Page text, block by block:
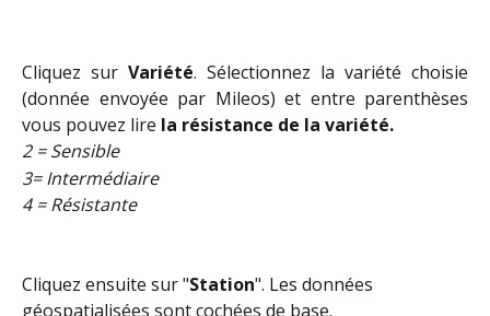
Cliquez sur Variété. Sélectionnez la variété choisie
(donnée envoyée par Mileos) et entre parenthèses
vous pouvez lire la résistance de la variété.
2 = Sensible
3= Intermédiaire
4 = Résistante
Cliquez ensuite sur "Station". Les données
géospatialisées sont cochées de base.